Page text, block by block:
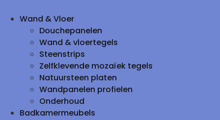
Wand & Vloer
Douchepanelen
Wand & vloertegels
Steenstrips
Zelfklevende mozaïek tegels
Natuursteen platen
Wandpanelen profielen
Onderhoud
Badkamermeubels